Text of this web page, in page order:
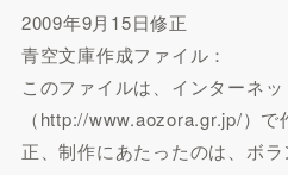
2009年9月15日修正
青空文庫作成ファイル：
このファイルは、インターネ
（http://www.aozora.gr.jp/）
正、制作にあたったのは、ボラ